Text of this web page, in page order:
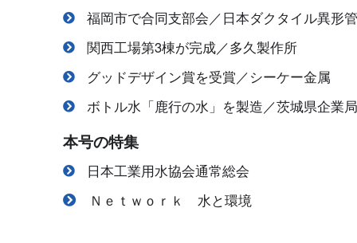
福岡市で合同支部会／日本ダクタイル異形
関西工場第3棟が完成／多久製作所
グッドデザイン賞を受賞／シーケー金属
ボトル水「鹿行の水」を製造／茨城県企業局
本号の特集
日本工業用水協会通常総会
Ｎｅｔｗｏｒｋ 水と環境